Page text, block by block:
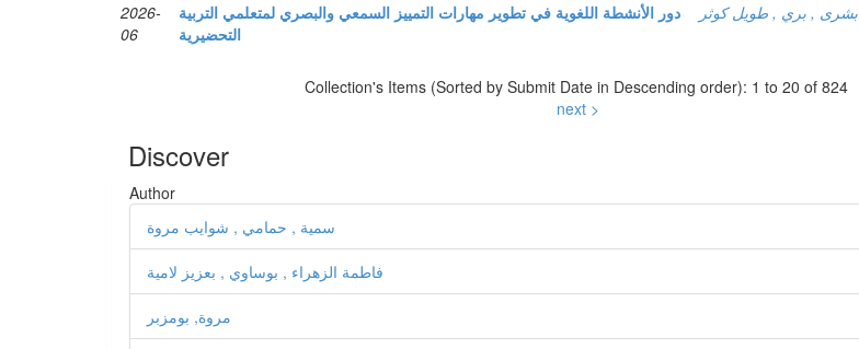
2026-
06
دور الأنشطة اللغوية في تطوير مهارات التمييز السمعي والبصري لمتعلمي التربية
التحضيرية
بشرى , بري , طويل كوثر
Collection's Items (Sorted by Submit Date in Descending order): 1 to 20 of 824
next >
Discover
Author
سمية , حمامي , شوايب مروة
فاطمة الزهراء , بوساوي , بعزيز لامية
مروة, بومزبر